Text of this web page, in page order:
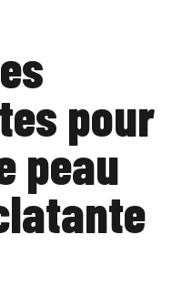
pour
peau